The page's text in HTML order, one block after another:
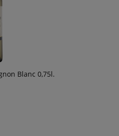
Blanc 0,75l.